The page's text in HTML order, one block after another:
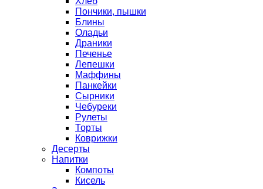
Пончики, пышки
Блины
Оладьи
Драники
Печенье
Лепешки
Маффины
Панкейки
Сырники
Чебуреки
Рулеты
Торты
Коврижки
Десерты
Напитки
Компоты
Кисель